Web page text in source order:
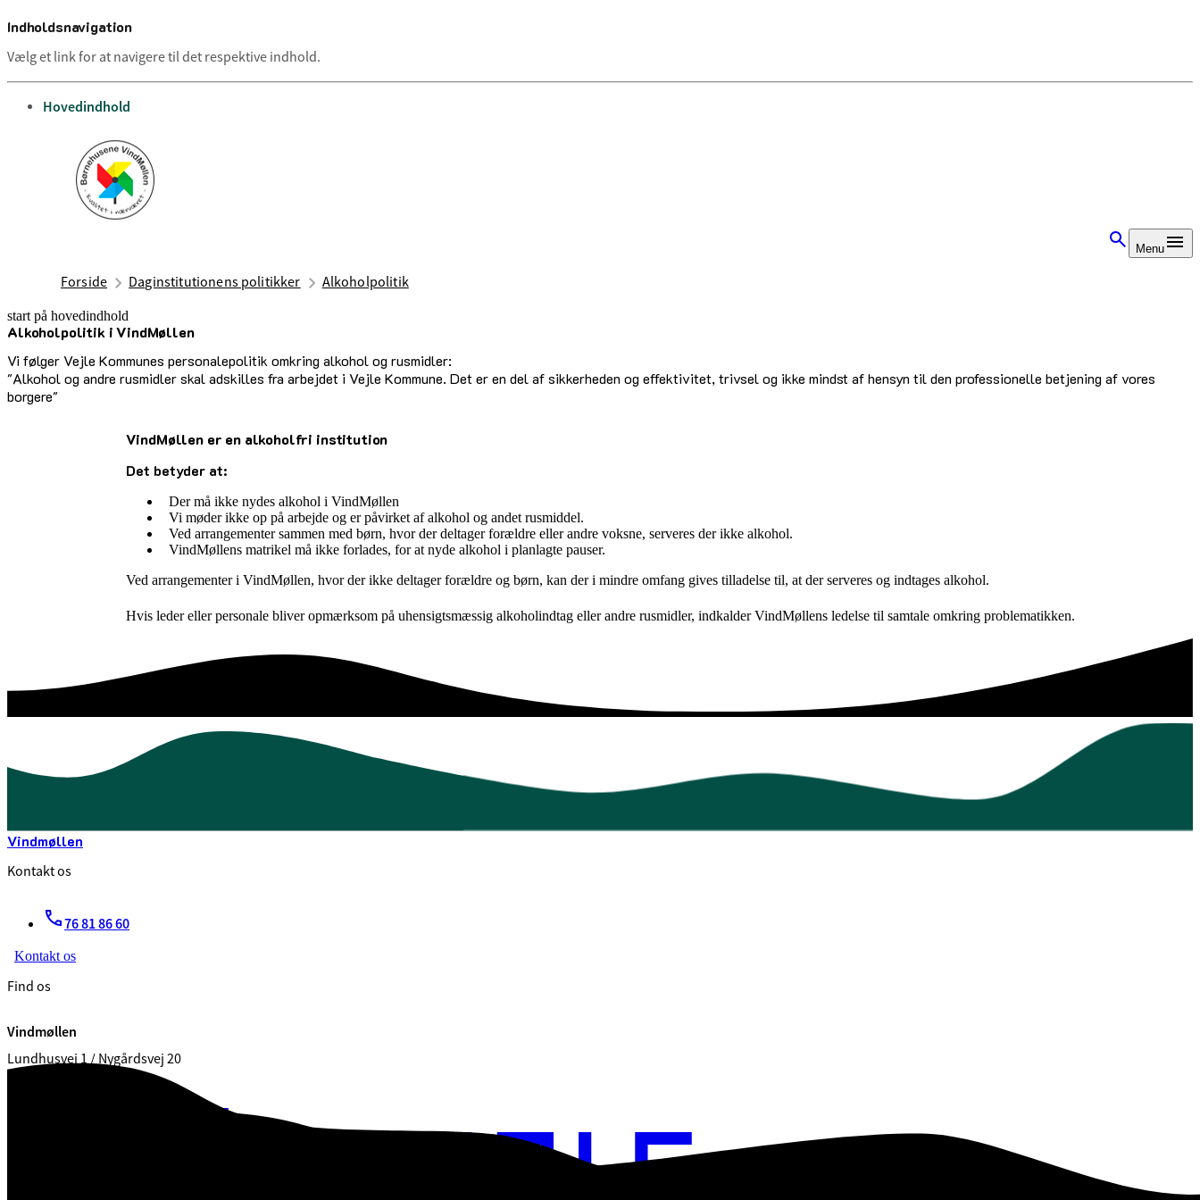
Indholdsnavigation
Vælg et link for at navigere til det respektive indhold.
gå til
Hovedindhold
Menu
Forside Daginstitutionens politikker Alkoholpolitik
start på hovedindhold
Alkoholpolitik i VindMøllen
Vi følger Vejle Kommunes personalepolitik omkring alkohol og rusmidler:
"Alkohol og andre rusmidler skal adskilles fra arbejdet i Vejle Kommune. Det er en del af sikkerheden og effektivitet, trivsel og ikke mindst af hensyn til den professionelle betjening af vores
borgere"
senest opdateret 12. august 2025
VindMøllen er en alkoholfri institution
Det betyder at:
Der må ikke nydes alkohol i VindMøllen
Vi møder ikke op på arbejde og er påvirket af alkohol og andet rusmiddel.
Ved arrangementer sammen med børn, hvor der deltager forældre eller andre voksne, serveres der ikke alkohol.
VindMøllens matrikel må ikke forlades, for at nyde alkohol i planlagte pauser.
Ved arrangementer i VindMøllen, hvor der ikke deltager forældre og børn, kan der i mindre omfang gives tilladelse til, at der serveres og indtages alkohol.
Hvis leder eller personale bliver opmærksom på uhensigtsmæssig alkoholindtag eller andre rusmidler, indkalder VindMøllens ledelse til samtale omkring problematikken.
Vindmøllen
Kontakt os
76 81 86 60
Kontakt os
Find os
Vindmøllen
Lundhusvej 1 / Nygårdsvej 20